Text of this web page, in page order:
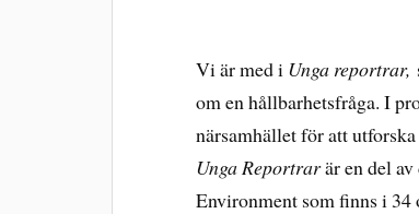
Vi är med i Unga reportrar,
om en hållbarhetsfråga. I
närsamhället för att
Unga Reportrarär en del
Environment som finns i 34